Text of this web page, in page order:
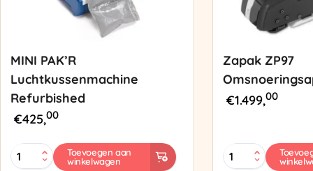
MINI PAK’R
Luchtkussenmachine
Refurbished
€425,00
MINI
PAK'R
Toevoegen aan
winkelwagen
Zapak ZP97
€1.499,00
Zapak
ZP97